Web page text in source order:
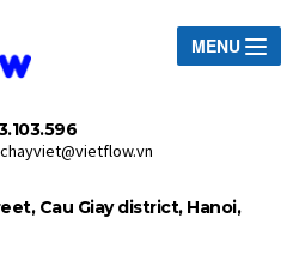
MENU
Cau Giay district, Hanoi,